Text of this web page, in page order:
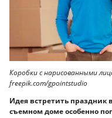
Коробки с нарисованными
freepik.com/gpointstudio
Идея встретить праздник
съемном доме особенно